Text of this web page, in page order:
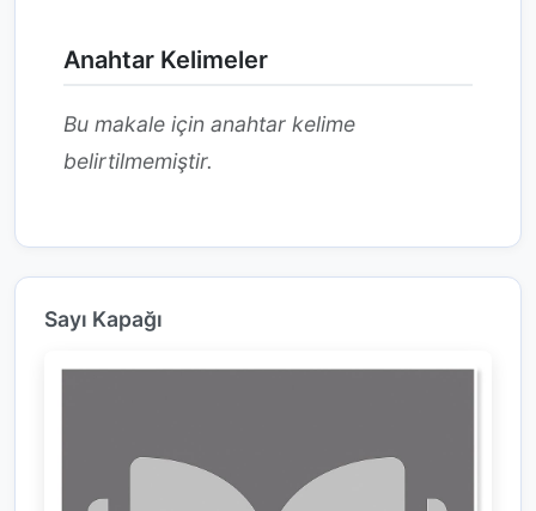
Anahtar Kelimeler
Bu makale için anahtar kelime
belirtilmemiştir.
Sayı Kapağı